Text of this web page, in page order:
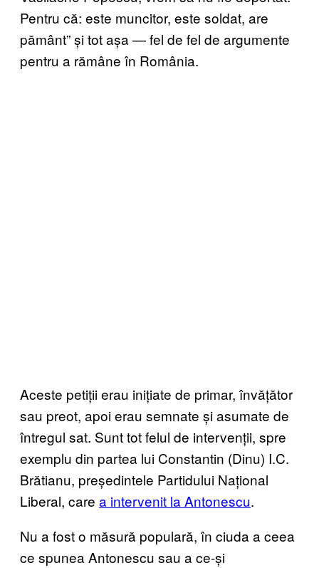
Pentru că: este muncitor, este soldat, are
pământ” și tot așa — fel de fel de argumente
pentru a rămâne în România.
Aceste petiții erau inițiate de primar, învățător
sau preot, apoi erau semnate și asumate de
întregul sat. Sunt tot felul de intervenții, spre
exemplu din partea lui Constantin (Dinu) I.C.
Brătianu, președintele Partidului Național
Liberal, care a intervenit la Antonescu.
Nu a fost o măsură populară, în ciuda a ceea
ce spunea Antonescu sau a ce-și